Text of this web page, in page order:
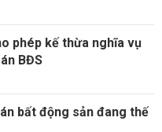
phép kế thừa nghĩa vụ
BĐS
bất động sản đang thế